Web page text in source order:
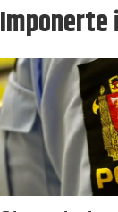
Imponerte